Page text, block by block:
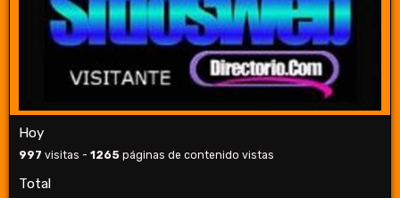
Hoy
997 visitas - 1265 páginas de contenido vistas
Total